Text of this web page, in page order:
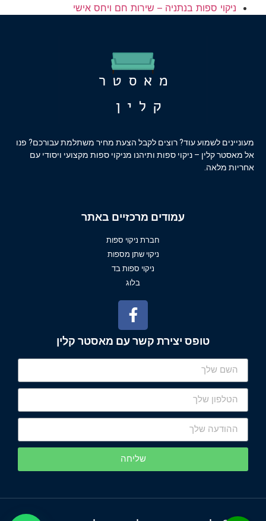
ניקוי ספות בנתניה – שירות חם ויחס אישי
מעוניינים לשמוע עוד? רוצים לקבל הצעת מחיר משתלמת עבורכם? פנו
אל מאסטר קלין – ניקוי ספות ותיהנו מניקוי ספות מקצועי ויסודי עם
אחריות מלאה.
עמודים מרכזיים באתר
חברת ניקוי ספות
ניקוי שתן מספות
ניקוי ספות בד
בלוג
טופס יצירת קשר עם מאסטר קלין
שליחה